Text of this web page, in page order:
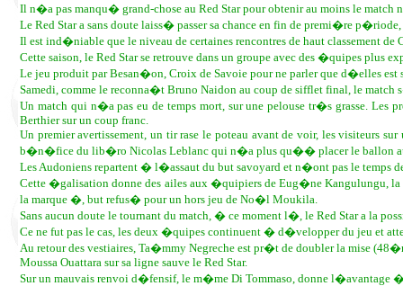
Il n�a pas manqu� grand-chose au Red Star pour obtenir au moins le match
Le Red Star a sans doute laiss� passer sa chance en fin de premi�re
Il est ind�niable que le niveau de certaines rencontres de haut classement de
Cette saison, le Red Star se retrouve dans un groupe avec des �quipes plus
Le jeu produit par Besan�on, Croix de Savoie pour ne parler que d�elles
Samedi, comme le reconna�t Bruno Naidon au coup de sifflet final, le
Un match qui n�a pas eu de temps mort, sur une pelouse tr�s grasse. Les
Berthier sur un coup franc.
Un premier avertissement, un tir rase le poteau avant de voir, les visiteurs
b�n�fice du lib�ro Nicolas Leblanc qui n�a plus qu�� placer le ballon
Les Audoniens repartent � l�assaut du but savoyard et n�ont pas le
Cette �galisation donne des ailes aux �quipiers de Eug�ne Kangulungu,
la marque �, but refus� pour un hors jeu de No�l Moukila.
Sans aucun doute le tournant du match, � ce moment l�, le Red Star a la
Ce ne fut pas le cas, les deux �quipes continuent � d�velopper du jeu et
Au retour des vestiaires, Ta�mmy Negreche est pr�t de doubler la mise
Moussa Ouattara sur sa ligne sauve le Red Star.
Sur un mauvais renvoi d�fensif, le m�me Di Tommaso, donne l�avantage